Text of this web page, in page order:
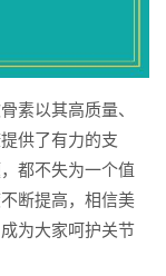
素以其高质量、
供了有力的支
都不失为一个值
断提高，相信美
为大家呵护关节